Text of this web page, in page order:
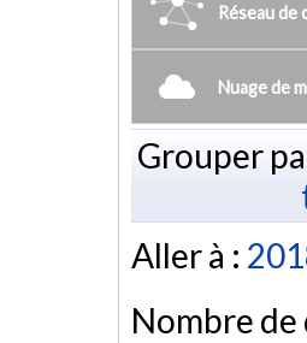
Réseau
Nuage de
Grouper
Aller à :
Nombre